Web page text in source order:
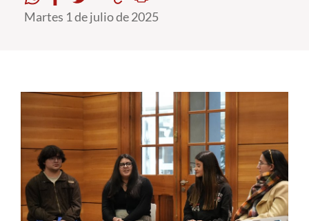
Postgrado
Formación Continua
Estudiantes
Académicos
Martes 1 de julio de 2025